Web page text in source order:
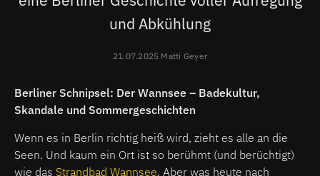
und Abkühlung
21.07.2025 Matti Geyer
Berliner Schnipsel: Der Wannsee – Badekultur,
Skandale und Sommergeschichten
Wenn es in Berlin richtig heiß wird, zieht es alle an die
Seen. Und kaum ein Ort ist so berühmt (und berüchtigt)
wie das Strandbad Wannsee. Aber was heute nach